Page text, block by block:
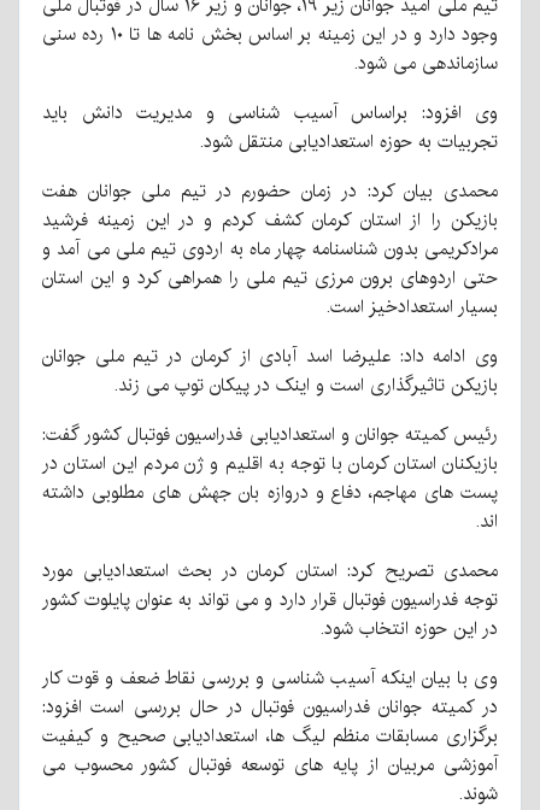
وجود دارد و در این زمینه بر اساس بخش نامه ها تا ۱۰ رده سنی
سازماندهی می شود.
وی افزود: براساس آسیب شناسی و مدیریت دانش باید
تجربیات به حوزه استعدادیابی منتقل شود.
محمدی بیان کرد: در زمان حضورم در تیم ملی جوانان هفت
بازیکن را از استان کرمان کشف کردم و در این زمینه فرشید
مرادکریمی بدون شناسنامه چهار ماه به اردوی تیم ملی می آمد و
حتی اردوهای برون مرزی تیم ملی را همراهی کرد و این استان
بسیار استعدادخیز است.
وی ادامه داد: علیرضا اسد آبادی از کرمان در تیم ملی جوانان
بازیکن تاثیرگذاری است و اینک در پیکان توپ می زند.
رئیس کمیته جوانان و استعدادیابی فدراسیون فوتبال کشور گفت:
بازیکنان استان کرمان با توجه به اقلیم و ژن مردم این استان در
پست های مهاجم، دفاع و دروازه بان جهش های مطلوبی داشته
اند.
محمدی تصریح کرد: استان کرمان در بحث استعدادیابی مورد
توجه فدراسیون فوتبال قرار دارد و می تواند به عنوان پایلوت کشور
در این حوزه انتخاب شود.
وی با بیان اینکه آسیب شناسی و بررسی نقاط ضعف و قوت کار
در کمیته جوانان فدراسیون فوتبال در حال بررسی است افزود:
برگزاری مسابقات منظم لیگ ها، استعدادیابی صحیح و کیفیت
آموزشی مربیان از پایه های توسعه فوتبال کشور محسوب می
شوند.